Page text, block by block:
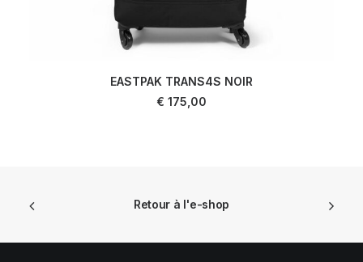
EASTPAK TRANS4S NOIR
€ 175,00
Retour à l'e-shop